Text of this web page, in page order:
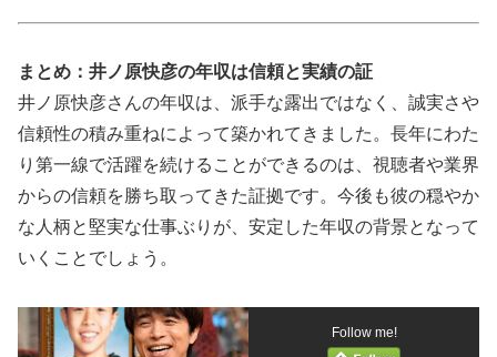
まとめ：井ノ原快彦の年収は信頼と実績の証
井ノ原快彦さんの年収は、派手な露出ではなく、誠実さや
信頼性の積み重ねによって築かれてきました。長年にわた
り第一線で活躍を続けることができるのは、視聴者や業界
からの信頼を勝ち取ってきた証拠です。今後も彼の穏やか
な人柄と堅実な仕事ぶりが、安定した年収の背景となって
いくことでしょう。
Follow me!